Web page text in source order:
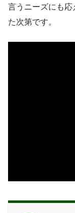
言うニーズにも応
た次第です。